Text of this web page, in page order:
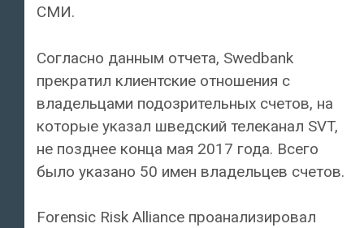
СМИ.
Согласно данным отчета, Swedbank
прекратил клиентские отношения с
владельцами подозрительных счетов, на
которые указал шведский телеканал SVT,
не позднее конца мая 2017 года. Всего
было указано 50 имен владельцев счетов.
Forensic Risk Alliance проанализировал